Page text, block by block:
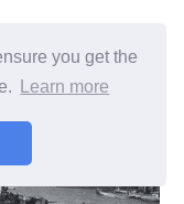
you get the
Learn more